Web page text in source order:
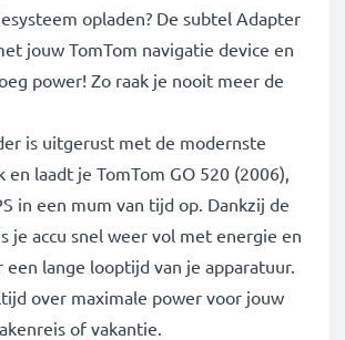
opladen? De subtel Adapter
jouw TomTom navigatie device en
power! Zo raak je nooit meer de
is uitgerust met de modernste
en laadt je TomTom GO 520 (2006),
in een mum van tijd op. Dankzij de
je accu snel weer vol met energie en
een lange looptijd van je apparatuur.
over maximale power voor jouw
of vakantie.